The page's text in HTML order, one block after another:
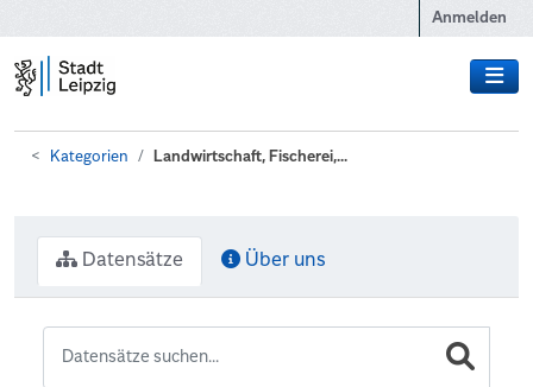
Anmelden
Kategorien Landwirtschaft, Fischerei,...
Datensätze Über uns